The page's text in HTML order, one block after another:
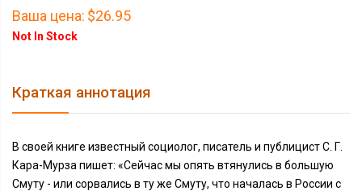
Ваша цена: $26.95
Not In Stock
Краткая аннотация
В своей книге известный социолог, писатель и публицист С. Г.
Кара-Мурза пишет: «Сейчас мы опять втянулись в большую
Смуту - или сорвались в ту же Смуту, что началась в России с